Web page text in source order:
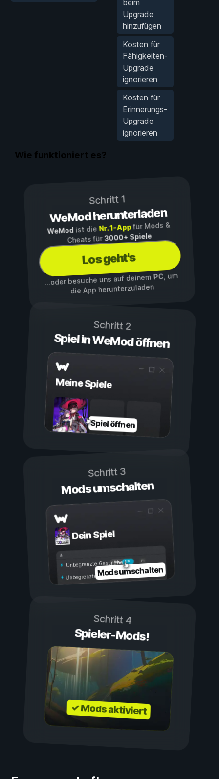
beim
Upgrade
hinzufügen
Kosten für
Fähigkeiten-
Upgrade
ignorieren
Kosten für
Erinnerungs-
Upgrade
ignorieren
Wie funktioniert es?
Schritt 1
WeMod herunterladen
WeMod ist die Nr. 1-Appfür Mods &
Cheats für3000+ Spiele
Los geht's
...oder besuche uns auf deinemPC, um
die App herunterzuladen
Schritt 2
Spiel in WeMod öffnen
Meine Spiele
Spiel öffnen
Schritt 3
Mods umschalten
Dein Spiel
Ein
Aus
Unbegrenzte Gesundheit
Unbegrenzte AusdauerMods umschalten
Schritt 4
Spieler-Mods!
✓ Mods aktiviert